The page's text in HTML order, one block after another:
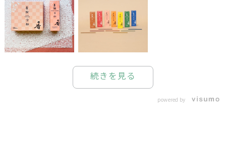
続きを見る
powered by